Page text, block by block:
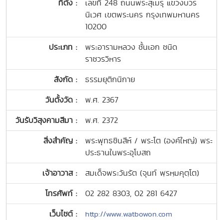
ที่ตั้ง :
เลขที่ 248 ถนนพระสุเมรุ แขวงบวร
นิเวศ เขตพระนคร กรุงเทพมหานคร
10200
ประเภท :
พระอารามหลวง ชั้นเอก ชนิด
ราชวรวิหาร
สังกัด :
ธรรมยุติกนิกาย
วันตั้งวัด :
พ.ศ. 2367
วันรับวิสุงคามสีมา :
พ.ศ. 2372
สิ่งสำคัญ :
พระพุทธชินสีห์ / พระโต (องค์ใหญ่) พระ
ประธานในพระอุโบสถ
เจ้าอาวาส :
สมเด็จพระวันรัต (จุนท์ พฺรหฺมคุตฺโต)
โทรศัพท์ :
02 282 8303, 02 281 6427
เว็บไซต์ :
http://www.watbowon.com